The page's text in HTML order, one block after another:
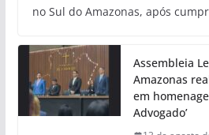
no Sul do Amazonas, após
Assembleia
Amazonas
em
Advogado’